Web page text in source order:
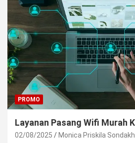
PROMO
Layanan Pasang Wifi Murah
02/08/2025 Monica Priskila Sondakh